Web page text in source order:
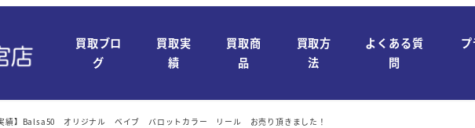
買取ブロ
グ
買取実
績
買取商
品
買取方
法
よくある質
問
実績】Balsa50 オリジナル ベイブ バロットカラー リール お売り頂きました！